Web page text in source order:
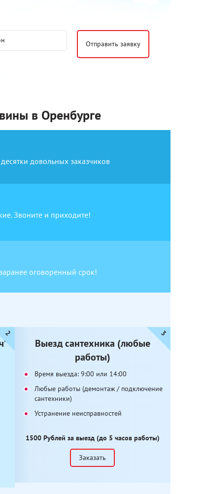
в Оренбурге
довольных заказчиков
Звоните и приходите!
оговоренный срок!
Выезд сантехника (любые
работы)
Время выезда: 9:00 или 14:00
Любые работы (демонтаж / подключение
сантехники)
Устранение неисправностей
1500 Рублей за выезд (до 5 часов работы)
Заказать